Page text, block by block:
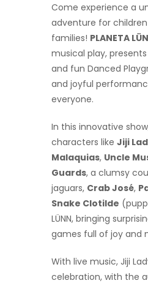
Come experience a
adventure for
families! PLANETA
musical play,
and fun Danced
and joyful
everyone.
In this innovative
characters like Jiji
Malaquias, Uncle
Guards, a clumsy
jaguars, Crab José,
Snake Clotilde
LÜNN, bringing
games full of joy and
With live music, Jiji
celebration, with the